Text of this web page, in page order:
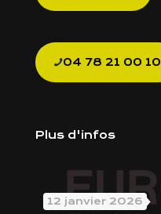
04 78 21 00 10
Plus d'infos
12 janvier 2026